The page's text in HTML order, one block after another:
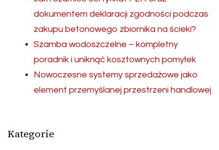
dokumentem deklaracji zgodności podczas
zakupu betonowego zbiornika na ścieki?
Szamba wodoszczelne – kompletny
poradnik i uniknąć kosztownych pomyłek
Nowoczesne systemy sprzedażowe jako
element przemyślanej przestrzeni handlowej
Kategorie